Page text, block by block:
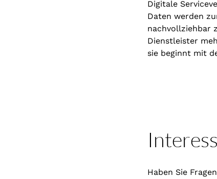
Digitale
Daten werden
nachvollziehbar
Dienstleister
sie beginnt mit
Haben Sie